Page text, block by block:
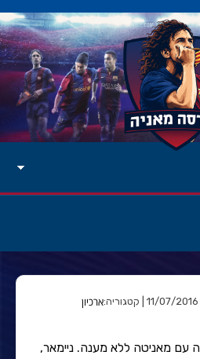
ארכיון
מאניטה ללא מענה. ניימאר,